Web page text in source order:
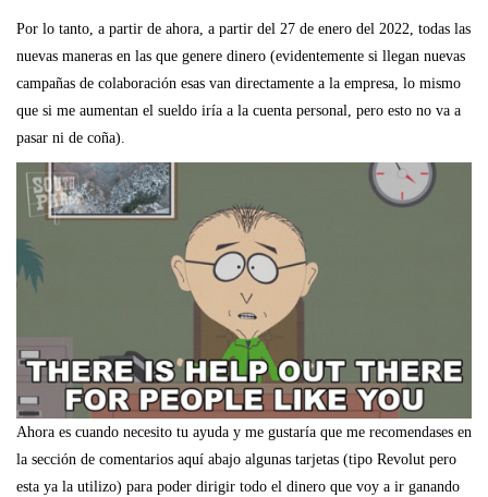
Por lo tanto, a partir de ahora, a partir del 27 de enero del 2022, todas las
nuevas maneras en las que genere dinero (evidentemente si llegan nuevas
campañas de colaboración esas van directamente a la empresa, lo mismo
que si me aumentan el sueldo iría a la cuenta personal, pero esto no va a
pasar ni de coña).
Ahora es cuando necesito tu ayuda y me gustaría que me recomendases en
la sección de comentarios aquí abajo algunas tarjetas (tipo Revolut pero
esta ya la utilizo) para poder dirigir todo el dinero que voy a ir ganando